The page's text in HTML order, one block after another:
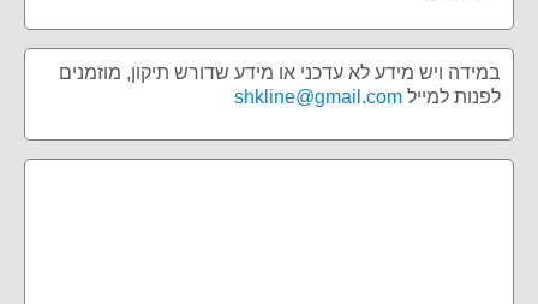
במידה ויש מידע לא עדכני או מידע שדורש תיקון, מוזמנים
לפנות למייל shkline@gmail.com